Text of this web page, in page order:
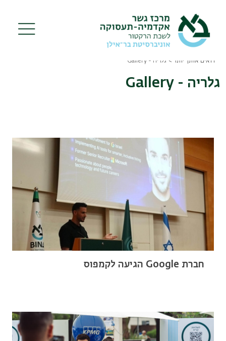
main
content
רואים אותך יותר גלריה - Gallery
גלריה - Gallery
חברת Google הגיעה לקמפוס